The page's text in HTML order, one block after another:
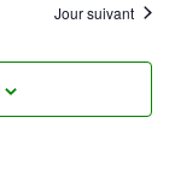
Jour suivant